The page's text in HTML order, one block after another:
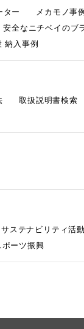
ター
メカモノ事
安全なニチベイのブ
納入事例
取扱説明書検索
ステナビリティ活動
ポーツ振興